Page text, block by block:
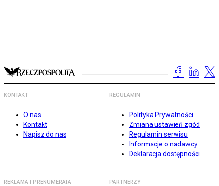
KONTAKT
O nas
Kontakt
Napisz do nas
REGULAMIN
Polityka Prywatności
Zmiana ustawień zgód
Regulamin serwisu
Informacje o nadawcy
Deklaracja dostępności
REKLAMA I PRENUMERATA PARTNERZY